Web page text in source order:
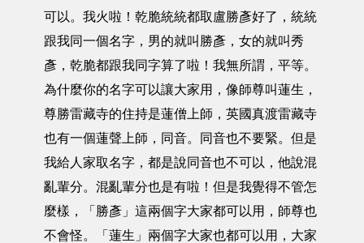
可以。我火啦！乾脆統統都取盧勝彥好了，統統
跟我同一個名字，男的就叫勝彥，女的就叫秀
彥，乾脆都跟我同字算了啦！我無所謂，平等。
為什麼你的名字可以讓大家用，像師尊叫蓮生，
尊勝雷藏寺的住持是蓮僧上師，英國真渡雷藏寺
也有一個蓮聲上師，同音。同音也不要緊。但是
我給人家取名字，都是說同音也不可以，他說混
亂輩分。混亂輩分也是有啦！但是我覺得不管怎
麼樣，「勝彥」這兩個字大家都可以用，師尊也
不會怪。「蓮生」兩個字大家也都可以用，大家